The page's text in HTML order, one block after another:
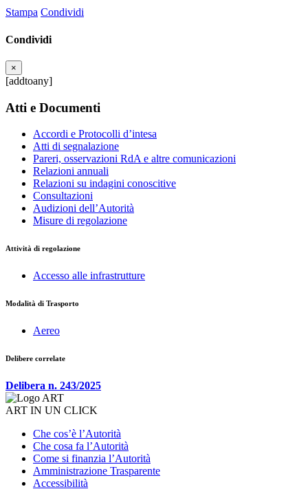
Stampa Condividi
Condividi
×
[addtoany]
Atti e Documenti
Accordi e Protocolli d’intesa
Atti di segnalazione
Pareri, osservazioni RdA e altre comunicazioni
Relazioni annuali
Relazioni su indagini conoscitive
Consultazioni
Audizioni dell’Autorità
Misure di regolazione
Attività di regolazione
Accesso alle infrastrutture
Modalità di Trasporto
Aereo
Delibere correlate
Delibera n. 243/2025
ART IN UN CLICK
Che cos’è l’Autorità
Che cosa fa l’Autorità
Come si finanzia l’Autorità
Amministrazione Trasparente
Accessibilità